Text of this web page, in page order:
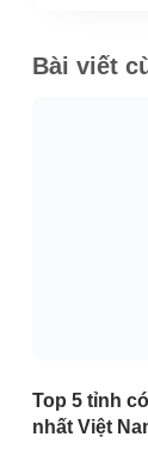
Bài viết
Top 5 tỉnh
nhất Việt